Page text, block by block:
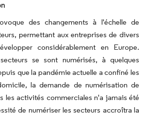
des changements à l'échelle de
permettant aux entreprises de divers
considérablement en Europe.
se sont numérisés, à quelques
que la pandémie actuelle a confiné les
la demande de numérisation de
les activités commerciales n'a jamais été
de numériser les secteurs accroîtra la